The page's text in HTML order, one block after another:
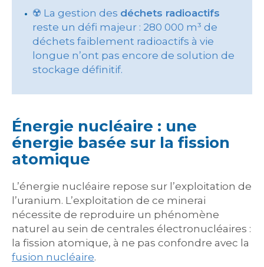
☢️ La gestion des déchets radioactifs
reste un défi majeur : 280 000 m³ de
déchets faiblement radioactifs à vie
longue n’ont pas encore de solution de
stockage définitif.
Énergie nucléaire : une
énergie basée sur la fission
atomique
L’énergie nucléaire repose sur l’exploitation de
l’uranium. L’exploitation de ce minerai
nécessite de reproduire un phénomène
naturel au sein de centrales électronucléaires :
la fission atomique, à ne pas confondre avec la
fusion nucléaire.